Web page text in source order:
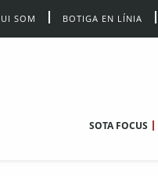
SOM BOTIGA EN LÍNIA
SOTA FOCUS